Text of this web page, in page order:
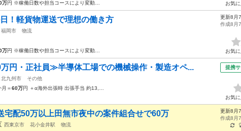
万円 ※稼働日数や担当コースにより変動… お気に
！軽貨物運送で理想の働き⽅
福岡市
物流
万円 ※稼働日数や担当コースにより変動…
更新8月
作成8月
お気に
円・正社員≫半導体工場での機械操作・製造オペ...
北九州市
その他
＝60万円 ＋α海外出張時 出張手当 約13,…
提携サ
お気に
宅配50万以上田無市夜中の案件組合せで60万
西東京市 花小金井駅
物流
更新8月
作成8月